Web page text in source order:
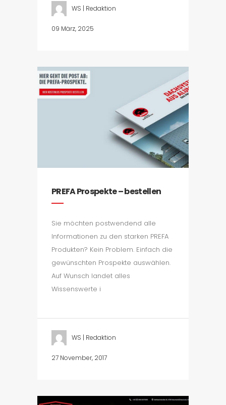
WS | Redaktion
09 März, 2025
PREFA Prospekte – bestellen
Sie möchten postwendend alle
Informationen zu den starken PREFA
Produkten? Kein Problem. Einfach die
gewünschten Prospekte auswählen.
Auf Wunsch landet alles
Wissenswerte i
WS | Redaktion
27 November, 2017